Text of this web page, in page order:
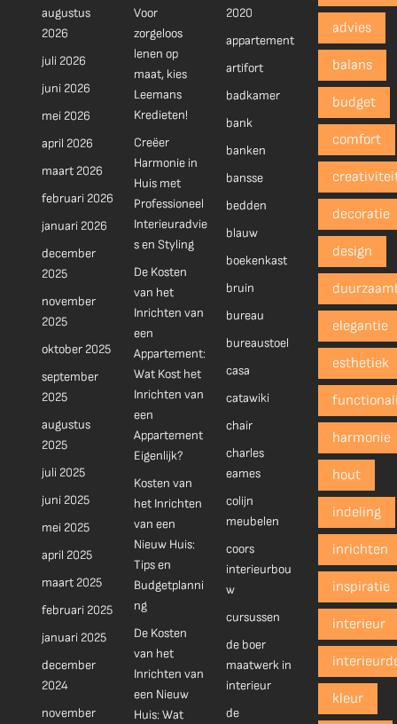
augustus
2026
juli 2026
juni 2026
mei 2026
april 2026
maart 2026
februari 2026
januari 2026
december
2025
november
2025
oktober 2025
september
2025
augustus
2025
juli 2025
juni 2025
mei 2025
april 2025
maart 2025
februari 2025
januari 2025
december
2024
november
Voor
zorgeloos
lenen op
maat, kies
Leemans
Kredieten!
Creëer
Harmonie in
Huis met
Professioneel
Interieuradvie
s en Styling
De Kosten
van het
Inrichten van
een
Appartement:
Wat Kost het
Inrichten van
een
Appartement
Eigenlijk?
Kosten van
het Inrichten
van een
Nieuw Huis:
Tips en
Budgetplanni
ng
De Kosten
van het
Inrichten van
een Nieuw
Huis: Wat
2020
appartement
artifort
badkamer
bank
banken
bansse
bedden
blauw
boekenkast
bruin
bureau
bureaustoel
casa
catawiki
chair
charles
eames
colijn
meubelen
coors
interieurbou
w
cursussen
de boer
maatwerk in
interieur
de
advies
balans
budget
comfort
decoratie
design
elegantie
esthetiek
harmonie
hout
indeling
inrichten
inspiratie
interieur
kleur